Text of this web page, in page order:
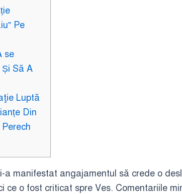
Pe
se
Să A
Luptă
Din
a manifestat angajamentul să crede o
ce o fost criticat spre Ves. Comentariile